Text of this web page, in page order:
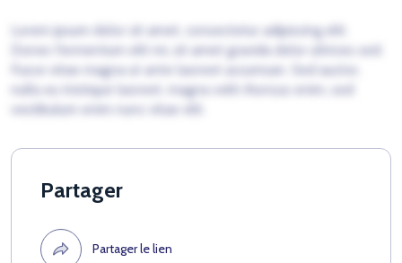
Lorem ipsum dolor sit amet, consectetur adipiscing elit.
Donec fermentum elit mi, sit amet gravida dolor ultrices sed.
Fusce vitae magna ut ante laoreet accumsan. Sed auctor,
nulla eu tristique laoreet, magna velit rhoncus enim, sed
vestibulum enim nunc vitae elit.
Partager
Partager le lien